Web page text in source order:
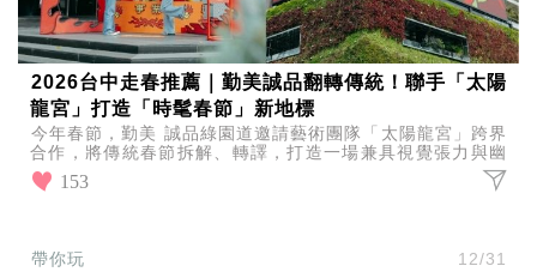
情
美
食
旅
遊
帶
你
玩
吃
2026台中走春推薦｜勤美誠品翻轉傳統！聯手「太陽
龍宮」打造「時髦春節」新地標
今年春節，勤美 誠品綠園道邀請藝術團隊「太陽龍宮」跨界
合作，將傳統春節拆解、轉譯，打造一場兼具視覺張力與幽
默感的時髦新春慶典，為春節帶來全新的參與體驗。
153
帶你玩 12/31